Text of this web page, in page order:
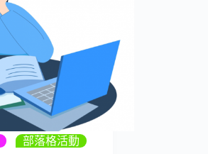
, 部落格活動